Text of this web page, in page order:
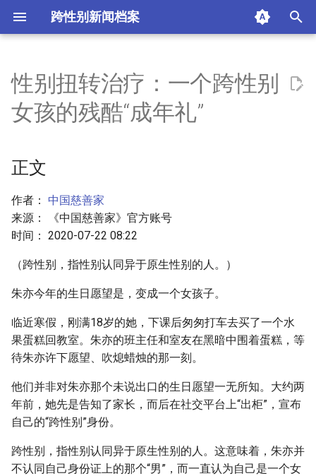
跨性别新闻档案
n
t
a
l
i
n
g
s
a
r
c
正文
母亲和“姐姐”们
现实困境
摘要与附加信息
附加信息 [Processed Page
Metadata]
性别扭转治疗：一个跨性别
女孩的残酷“成年礼”
正文
作者： 中国慈善家
来源： 《中国慈善家》官方账号
时间： 2020-07-22 08:22
（跨性别，指性别认同异于原生性别的人。）
朱亦今年的生日愿望是，变成一个女孩子。
临近寒假，刚满18岁的她，下课后匆匆打车去买了一个水
果蛋糕回教室。朱亦的班主任和室友在黑暗中围着蛋糕，等
待朱亦许下愿望、吹熄蜡烛的那一刻。
他们并非对朱亦那个未说出口的生日愿望一无所知。大约两
年前，她先是告知了家长，而后在社交平台上“出柜”，宣布
自己的“跨性别”身份。
跨性别，指性别认同异于原生性别的人。这意味着，朱亦并
不认同自己身份证上的那个“男”，而一直认为自己是一个女